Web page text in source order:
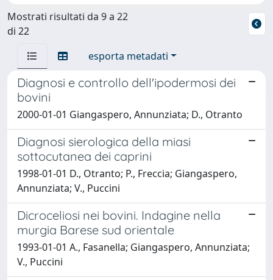
Mostrati risultati da 9 a 22
di 22
esporta metadati
Diagnosi e controllo dell'ipodermosi dei
bovini
2000-01-01 Giangaspero, Annunziata; D., Otranto
Diagnosi sierologica della miasi
sottocutanea dei caprini
1998-01-01 D., Otranto; P., Freccia; Giangaspero,
Annunziata; V., Puccini
Dicroceliosi nei bovini. Indagine nella
murgia Barese sud orientale
1993-01-01 A., Fasanella; Giangaspero, Annunziata;
V., Puccini